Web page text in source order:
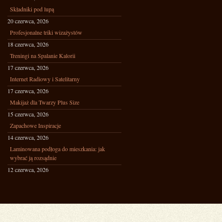
Składniki pod lupą
20 czerwca, 2026
Profesjonalne triki wizażystów
18 czerwca, 2026
Treningi na Spalanie Kalorii
17 czerwca, 2026
Internet Radiowy i Satelitarny
17 czerwca, 2026
Makijaż dla Twarzy Plus Size
15 czerwca, 2026
Zapachowe Inspiracje
14 czerwca, 2026
Laminowana podłoga do mieszkania: jak
wybrać ją rozsądnie
12 czerwca, 2026